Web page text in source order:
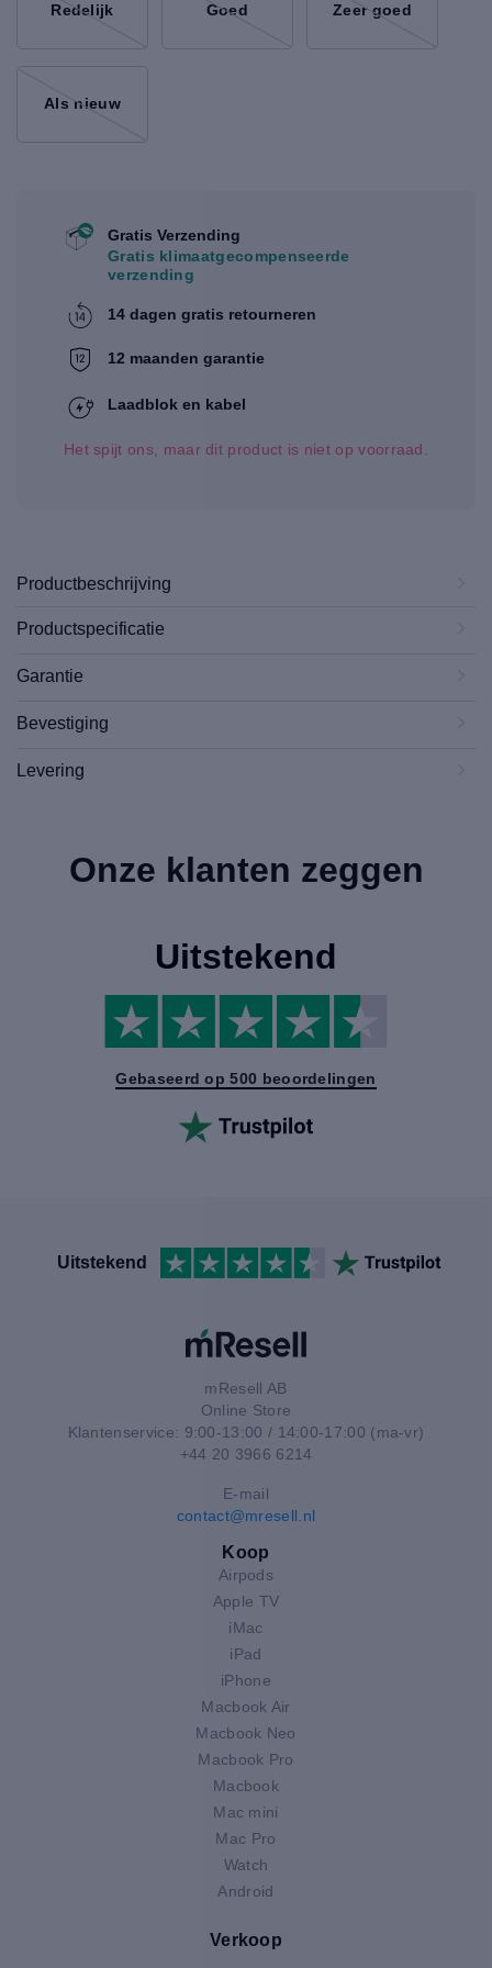
Redelijk Goed Zeer goed
Als nieuw
Gratis Verzending
Gratis klimaatgecompenseerde
verzending
14 dagen gratis retourneren
12 maanden garantie
Laadblok en kabel
Het spijt ons, maar dit product is niet op voorraad.
Productbeschrijving
Productspecificatie
Garantie
Bevestiging
Levering
Onze klanten zeggen
Uitstekend
Gebaseerd op 500 beoordelingen
Uitstekend
mResell AB
Online Store
Klantenservice: 9:00-13:00 / 14:00-17:00 (ma-vr)
+44 20 3966 6214
E-mail
contact@mresell.nl
Koop
Airpods
Apple TV
iMac
iPad
iPhone
Macbook Air
Macbook Neo
Macbook Pro
Macbook
Mac mini
Mac Pro
Watch
Android
Verkoop